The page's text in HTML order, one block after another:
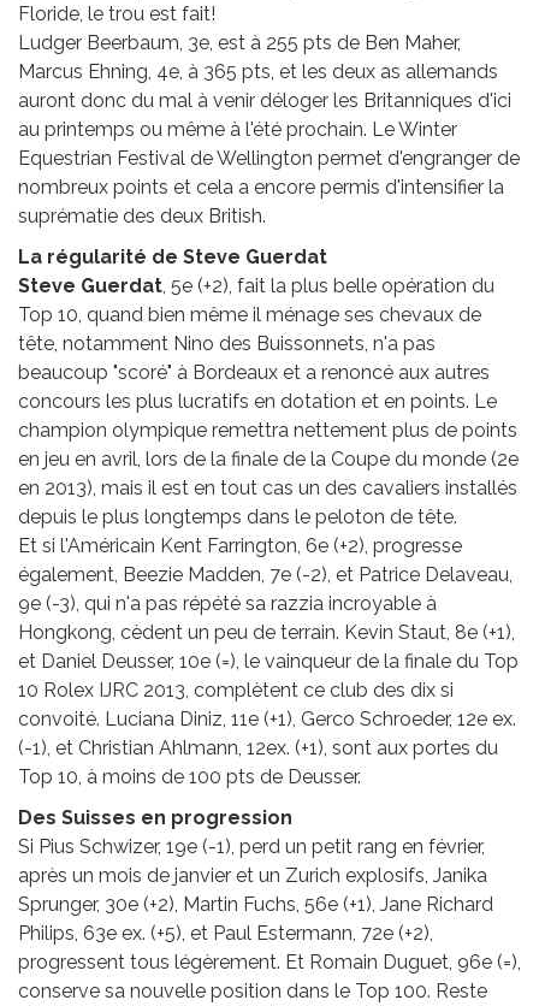
Floride, le trou est fait!
Ludger Beerbaum, 3e, est à 255 pts de Ben Maher,
Marcus Ehning, 4e, à 365 pts, et les deux as allemands
auront donc du mal à venir déloger les Britanniques d'ici
au printemps ou même à l'été prochain. Le Winter
Equestrian Festival de Wellington permet d'engranger de
nombreux points et cela a encore permis d'intensifier la
suprématie des deux British.
La régularité de Steve Guerdat
Steve Guerdat, 5e (+2), fait la plus belle opération du
Top 10, quand bien même il ménage ses chevaux de
tête, notamment Nino des Buissonnets, n'a pas
beaucoup "scoré" à Bordeaux et a renoncé aux autres
concours les plus lucratifs en dotation et en points. Le
champion olympique remettra nettement plus de points
en jeu en avril, lors de la finale de la Coupe du monde (2e
en 2013), mais il est en tout cas un des cavaliers installés
depuis le plus longtemps dans le peloton de tête.
Et si l'Américain Kent Farrington, 6e (+2), progresse
également, Beezie Madden, 7e (-2), et Patrice Delaveau,
9e (-3), qui n'a pas répété sa razzia incroyable à
Hongkong, cèdent un peu de terrain. Kevin Staut, 8e (+1),
et Daniel Deusser, 10e (=), le vainqueur de la finale du Top
10 Rolex IJRC 2013, complètent ce club des dix si
convoité. Luciana Diniz, 11e (+1), Gerco Schroeder, 12e ex.
(-1), et Christian Ahlmann, 12ex. (+1), sont aux portes du
Top 10, à moins de 100 pts de Deusser.
Des Suisses en progression
Si Pius Schwizer, 19e (-1), perd un petit rang en février,
après un mois de janvier et un Zurich explosifs, Janika
Sprunger, 30e (+2), Martin Fuchs, 56e (+1), Jane Richard
Philips, 63e ex. (+5), et Paul Estermann, 72e (+2),
progressent tous légèrement. Et Romain Duguet, 96e (=),
conserve sa nouvelle position dans le Top 100. Reste